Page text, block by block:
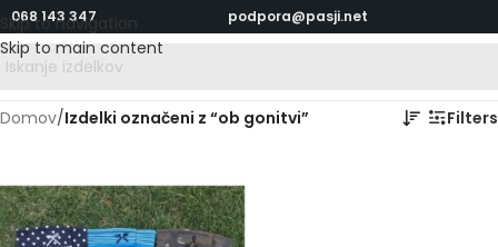
Skip to navigation
Skip to main content
068 143 347 podpora@pasji.net
Domov/Izdelki označeni z “ob gonitvi” Filters